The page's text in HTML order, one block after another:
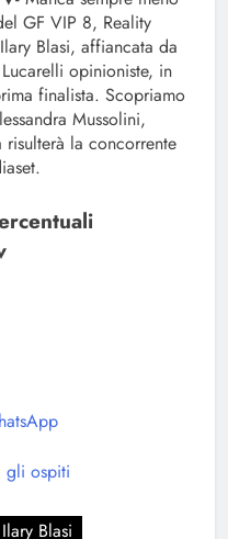
GF VIP 8, Reality
Blasi, affiancata da
opinioniste, in
finalista. Scopriamo
Mussolini,
la concorrente
gli ospiti
Ilary Blasi